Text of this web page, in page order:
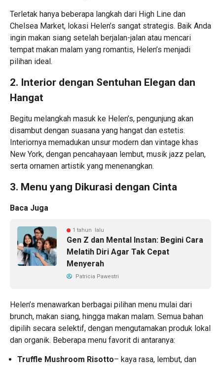
Terletak hanya beberapa langkah dari High Line dan
Chelsea Market, lokasi Helen’s sangat strategis. Baik Anda
ingin makan siang setelah berjalan-jalan atau mencari
tempat makan malam yang romantis, Helen’s menjadi
pilihan ideal.
2. Interior dengan Sentuhan Elegan dan
Hangat
Begitu melangkah masuk ke Helen’s, pengunjung akan
disambut dengan suasana yang hangat dan estetis.
Interiornya memadukan unsur modern dan vintage khas
New York, dengan pencahayaan lembut, musik jazz pelan,
serta ornamen artistik yang menenangkan.
3. Menu yang Dikurasi dengan Cinta
Baca Juga
1 tahun lalu
Gen Z dan Mental Instan: Begini Cara
Melatih Diri Agar Tak Cepat
Menyerah
Patricia Pawestri
Helen’s menawarkan berbagai pilihan menu mulai dari
brunch, makan siang, hingga makan malam. Semua bahan
dipilih secara selektif, dengan mengutamakan produk lokal
dan organik. Beberapa menu favorit di antaranya:
Truffle Mushroom Risotto– kaya rasa, lembut, dan